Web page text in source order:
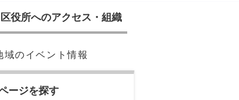
区役所へのアクセス・組織
域のイベント情報
ージを探す